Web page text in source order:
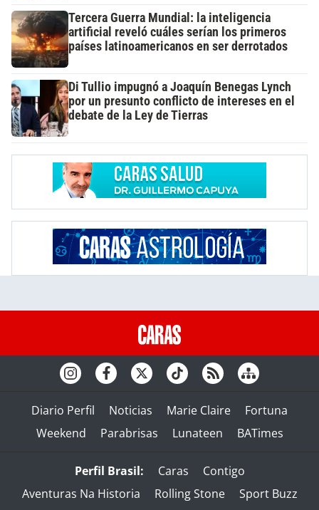
Tercera Guerra Mundial: la inteligencia
artificial reveló cuáles serían los primeros
países latinoamericanos en ser derrotados
Di Tullio impugnó a Joaquín Benegas Lynch
por un presunto conflicto de intereses en el
debate de la Ley de Tierras
Diario Perfil Noticias Marie Claire
Fortuna
Weekend
Parabrisas Lunateen BATimes
Perfil Brasil: Caras
Contigo
Aventuras Na Historia
Rolling Stone
Sport Buzz